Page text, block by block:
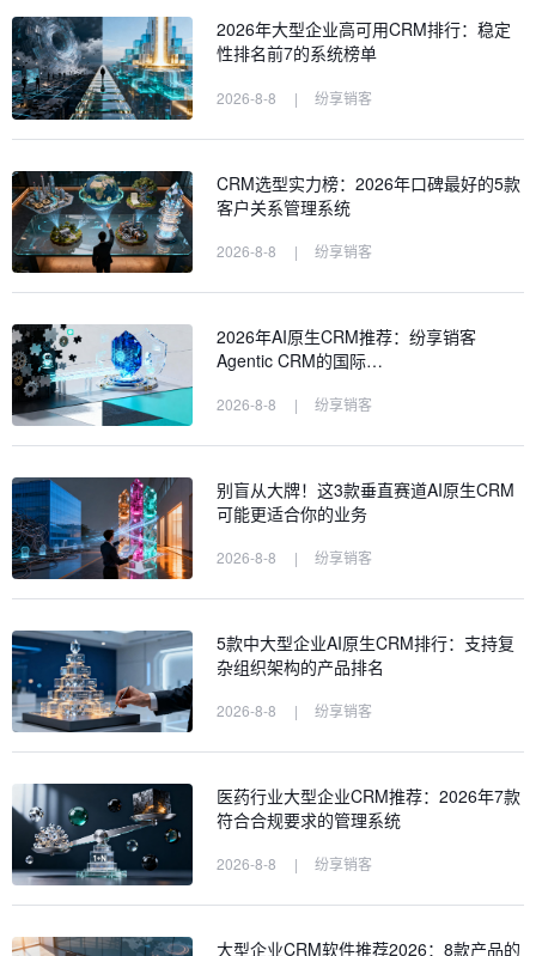
2026年大型企业高可用CRM排行：稳定
性排名前7的系统榜单
2026-8-8 | 纷享销客
CRM选型实力榜：2026年口碑最好的5款
客户关系管理系统
2026-8-8 | 纷享销客
2026年AI原生CRM推荐：纷享销客
Agentic CRM的国际…
2026-8-8 | 纷享销客
别盲从大牌！这3款垂直赛道AI原生CRM
可能更适合你的业务
2026-8-8 | 纷享销客
5款中大型企业AI原生CRM排行：支持复
杂组织架构的产品排名
2026-8-8 | 纷享销客
医药行业大型企业CRM推荐：2026年7款
符合合规要求的管理系统
2026-8-8 | 纷享销客
大型企业CRM软件推荐2026：8款产品的